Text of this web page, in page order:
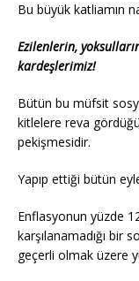
Bu büyük katliamın
Ezilenlerin,
kardeşlerimiz!
Bütün bu müfsit
kitlelere reva
pekişmesidir.
Yapıp ettiği bütün
Enflasyonun yüzde
karşılanamadığı bir
geçerli olmak üzere